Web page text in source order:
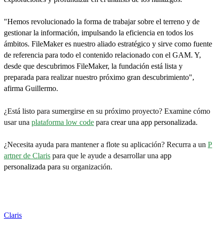
"Hemos revolucionado la forma de trabajar sobre el terreno y de
gestionar la información, impulsando la eficiencia en todos los
ámbitos. FileMaker es nuestro aliado estratégico y sirve como fuente
de referencia para todo el contenido relacionado con el GAM. Y,
desde que descubrimos FileMaker, la fundación está lista y
preparada para realizar nuestro próximo gran descubrimiento",
afirma Guillermo.
¿Está listo para sumergirse en su próximo proyecto? Examine cómo
usar una plataforma low code para crear una app personalizada.
¿Necesita ayuda para mantener a flote su aplicación? Recurra a un P
artner de Claris para que le ayude a desarrollar una app
personalizada para su organización.
Claris